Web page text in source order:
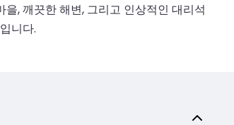
, 깨끗한 해변, 그리고 인상적인 대리석
니다.